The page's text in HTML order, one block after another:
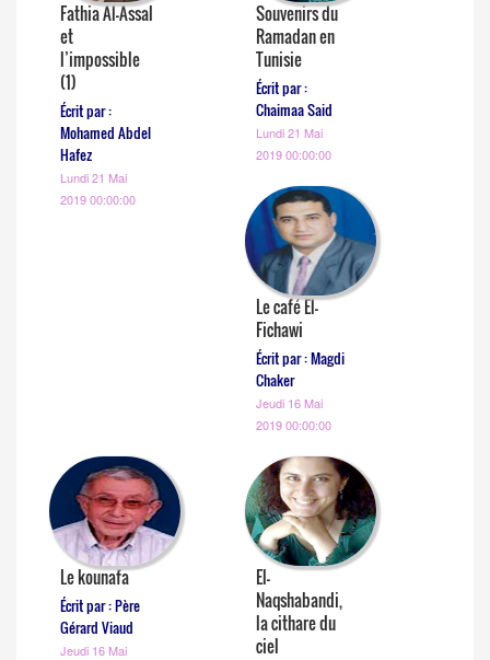
Fathia Al-Assal
et
l’impossible
(1)
Écrit par :
Mohamed Abdel
Hafez
Lundi 21 Mai
2019 00:00:00
Souvenirs du
Ramadan en
Tunisie
Écrit par :
Chaimaa Said
Lundi 21 Mai
2019 00:00:00
Le café El-
Fichawi
Écrit par : Magdi
Chaker
Jeudi 16 Mai
2019 00:00:00
Le kounafa
Écrit par : Père
Gérard Viaud
Jeudi 16 Mai
El-
Naqshabandi,
la cithare du
ciel